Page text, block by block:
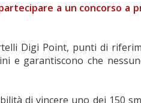
a un concorso a
Digi Point, punti di
e garantiscono che
di vincere uno dei 150